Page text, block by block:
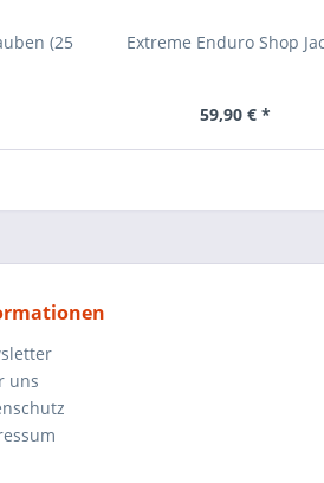
(25
Extreme Enduro Shop
59,90 € *
uns